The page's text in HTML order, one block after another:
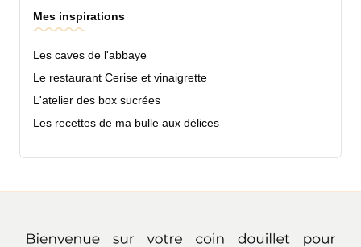
Mes inspirations
Les caves de l'abbaye
Le restaurant Cerise et vinaigrette
L'atelier des box sucrées
Les recettes de ma bulle aux délices